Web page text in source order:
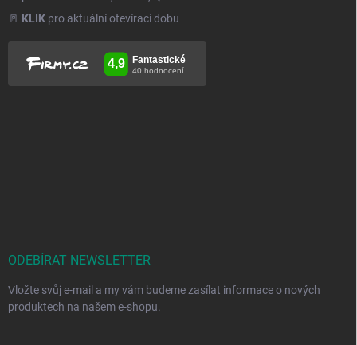
🚪 KLIK pro aktuální otevírací dobu
ODEBÍRAT NEWSLETTER
Vložte svůj e-mail a my vám budeme zasílat informace o nových
produktech na našem e-shopu.